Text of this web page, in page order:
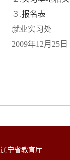
３.报名表
就业实习处
2009年12月25日
辽宁省教育厅